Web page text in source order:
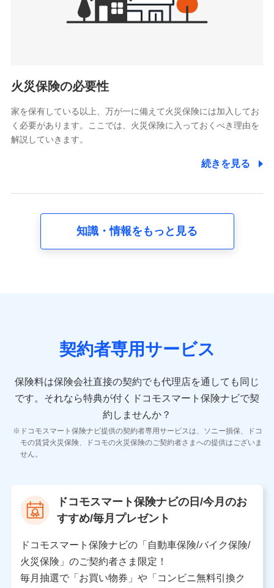
供し、金融商品等の契約を勧奨するため
アンケートやキャンペーン等の実施のため
電話対応の品質向上およびお問合せ内容の正確な把握のため
6.採用応募者の個人情報
採用選考および入社手続を実施するため
8.取引先個人情報
取引先としての選定業務、営業情報の提供業務、契約締結手
10.受託業務の 個人情報
11.マイカー通勤管理クラウド並びに法人向けASPサー
ビスに関してのお問い合わせ情報
各種お問い合わせに対応するため
当社のサービスに関する情報提供や、皆様に有用なお知らせ
をお送りするため
当社の対応品質向上やお問い合わせ内容の正確な把握のため
個人情報保護管理者の職名、連絡先
〒103-0013 東京都中央区日本橋人形町2-14-10 アー
バンネット日本橋ビル 3F
株式会社ドコモ・インシュアランス
火災保険の必要性
家を保有している以上、万が一に備えて火災保険には加入してお
く必要があります。ここでは、火災保険に入っておくべき理由を
解説していきます。
続きを見る
知識・情報をもっと見る
契約者専用サービス
保険料は保険会社直接の契約でも代理店を通しても同じ
です。 それなら特典が付くドコモスマート保険ナビで契
約しませんか？
ドコモスマート保険ナビ提供の契約者専用サービスは、ソニー損保、ドコ
モの賃貸火災保険、ドコモの火災保険のご契約者さまへの提供はございま
せん。
ドコモスマート保険ナビの日/今月のお
すすめ/毎月プレゼント
ドコモスマート保険ナビの「自動車保険/バイク保険/
火災保険」のご契約者さま限定！
毎月抽選で「お買い物券」や「コンビニ無料引換ク